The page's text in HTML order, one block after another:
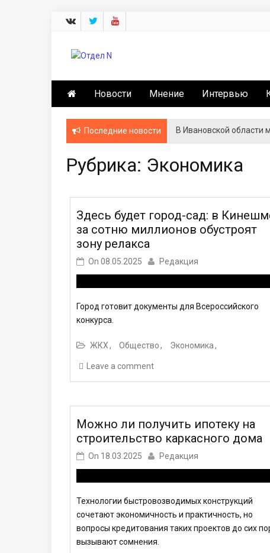
Skip
Отдел N
Новости Мнение Интервью
Последние новости В Ивановской области
Рубрика: Экономика
Здесь будет город-сад: в
за сотню миллионов обустроят
зону релакса
On 08.05.2025 Редакция
Город готовит документы для Всероссийского
конкурса.
ЖКХ Общество Экономика
Leave a comment
Можно ли получить ипотеку на
строительство каркасного дома
On 18.03.2025 Редакция
Технологии быстровозводимых конструкций
сочетают экономичность и практичность, но
вопросы кредитования таких проектов до сих
вызывают сомнения.